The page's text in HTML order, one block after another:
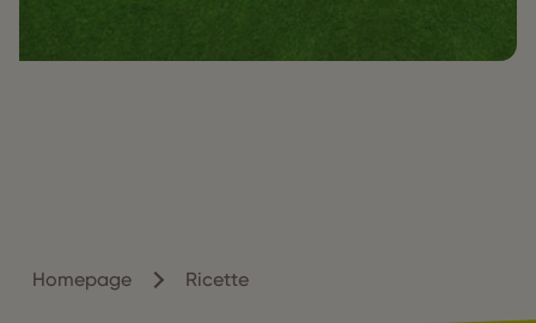
Homepage Ricette